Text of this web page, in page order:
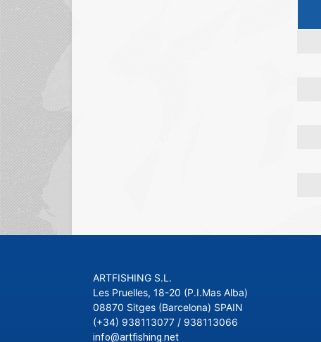
ARTFISHING S.L.
Les Pruelles, 18-20 (P.I.Mas Alba)
08870 Sitges (Barcelona) SPAIN
(+34) 938113077 / 938113066
info@artfishing.net